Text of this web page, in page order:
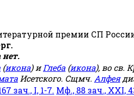
премии СП
нет.
(икона) иГлеба (икона), во св.
Исетского. Сщмч. Алфея
зач., I, 1-7. Мф., 88 зач., XXI,